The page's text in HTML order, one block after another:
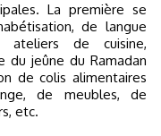
de langue
ateliers de cuisine,
jeûne du Ramadan
de colis alimentaires
de meubles, de
etc.